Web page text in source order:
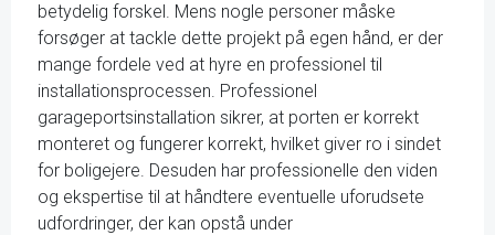
betydelig forskel. Mens nogle personer måske
forsøger at tackle dette projekt på egen hånd, er der
mange fordele ved at hyre en professionel til
installationsprocessen. Professionel
garageportsinstallation sikrer, at porten er korrekt
monteret og fungerer korrekt, hvilket giver ro i sindet
for boligejere. Desuden har professionelle den viden
og ekspertise til at håndtere eventuelle uforudsete
udfordringer, der kan opstå under